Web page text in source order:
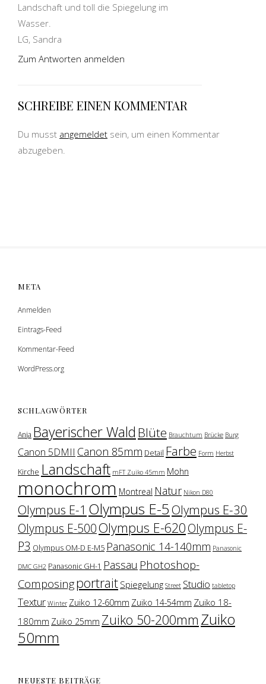
Landschaft und toll die Spiegelung im
Wasser.
LG, Sandra
Zum Antworten anmelden
SCHREIBE EINEN KOMMENTAR
Du musst angemeldet sein, um einen Kommentar
abzugeben.
META
Anmelden
Eintrags-Feed
Kommentar-Feed
WordPress.org
SCHLAGWÖRTER
Anja Bayerischer Wald Blüte Brauchtum Brücke Burg
Canon 5DMII Canon 85mm Detail Farbe Form Herbst
Kirche Landschaft mFT Zuiko 45mm Mohn
monochrom Montreal Natur Nikon D80
Olympus E-1 Olympus E-5 Olympus E-30
Olympus E-500Olympus E-620Olympus E-
P3 Olympus OM-D E-M5 Panasonic 14-140mm Panasonic
DMC GH2 Panasonic GH-1 Passau Photoshop-
Composingportrait Spiegelung Street Studio tabletop
Textur Winter Zuiko 12-60mm Zuiko 14-54mm Zuiko 18-
180mm Zuiko 25mm Zuiko 50-200mm Zuiko
50mm
NEUESTE BEITRÄGE